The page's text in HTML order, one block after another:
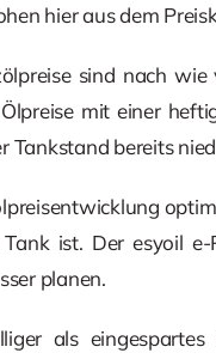
hier aus dem
sind nach
mit einer
Tankstand bereits
ist. Der esyoil
planen.
als eingespartes